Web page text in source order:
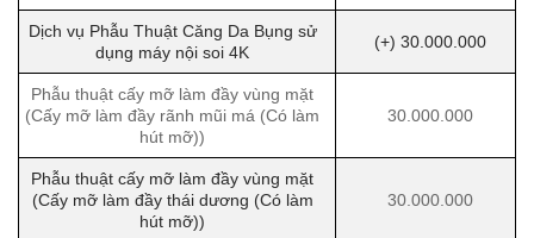
Dịch vụ Phẫu Thuật Căng Da Bụng sử
dụng máy nội soi 4K
(+) 30.000.000
Phẫu thuật cấy mỡ làm đầy vùng mặt
(Cấy mỡ làm đầy rãnh mũi má (Có làm
hút mỡ))
30.000.000
Phẫu thuật cấy mỡ làm đầy vùng mặt
(Cấy mỡ làm đầy thái dương (Có làm
hút mỡ))
30.000.000